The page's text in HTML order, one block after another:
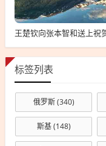
标签列表
俄罗斯(340)
斯基(148)